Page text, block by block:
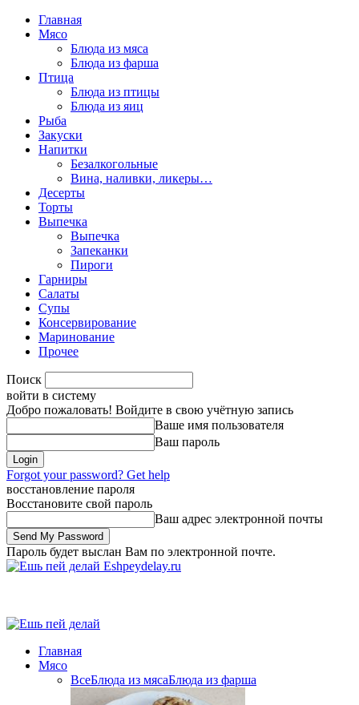
Главная
Мясо
Блюда из мяса
Блюда из фарша
Птица
Блюда из птицы
Блюда из яиц
Рыба
Закуски
Напитки
Безалкогольные
Вина, наливки, ликеры…
Десерты
Торты
Выпечка
Выпечка
Запеканки
Пироги
Гарниры
Салаты
Супы
Консервирование
Маринование
Прочее
Поиск
войти в систему
Добро пожаловать! Войдите в свою учётную запись
Ваше имя пользователя
Ваш пароль
Forgot your password? Get help
восстановление пароля
Восстановите свой пароль
Ваш адрес электронной почты
Пароль будет выслан Вам по электронной почте.
Eshpeydelay.ru
Главная
Мясо
ВсеБлюда из мясаБлюда из фарша